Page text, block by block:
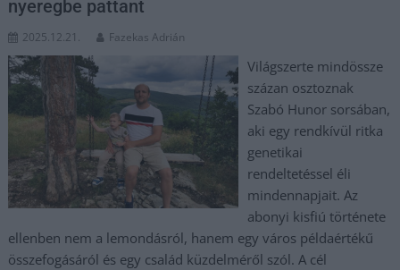
nyeregbe pattant
2025.12.21. Fazekas Adrián
Világszerte mindössze
százan osztoznak
Szabó Hunor sorsában,
aki egy rendkívül ritka
genetikai
rendeltetéssel éli
mindennapjait. Az
abonyi kisfiú története
ellenben nem a lemondásról, hanem egy város példaértékű
összefogásáról és egy család küzdelméről szól. A cél